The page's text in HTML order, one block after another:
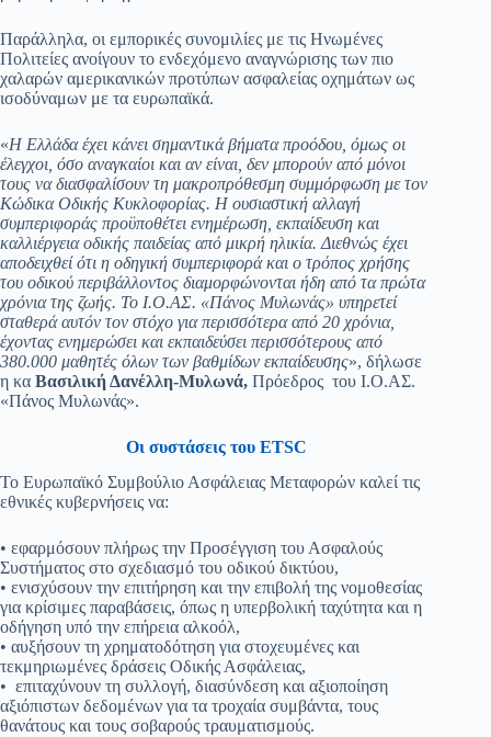
Παράλληλα, οι εμπορικές συνομιλίες με τις Ηνωμένες
Πολιτείες ανοίγουν το ενδεχόμενο αναγνώρισης των πιο
χαλαρών αμερικανικών προτύπων ασφαλείας οχημάτων ως
ισοδύναμων με τα ευρωπαϊκά.
«Η Ελλάδα έχει κάνει σημαντικά βήματα προόδου, όμως οι
έλεγχοι, όσο αναγκαίοι και αν είναι, δεν μπορούν από μόνοι
τους να διασφαλίσουν τη μακροπρόθεσμη συμμόρφωση με τον
Κώδικα Οδικής Κυκλοφορίας. Η ουσιαστική αλλαγή
συμπεριφοράς προϋποθέτει ενημέρωση, εκπαίδευση και
καλλιέργεια οδικής παιδείας από μικρή ηλικία. Διεθνώς έχει
αποδειχθεί ότι η οδηγική συμπεριφορά και ο τρόπος χρήσης
του οδικού περιβάλλοντος διαμορφώνονται ήδη από τα πρώτα
χρόνια της ζωής. Το Ι.Ο.ΑΣ. «Πάνος Μυλωνάς» υπηρετεί
σταθερά αυτόν τον στόχο για περισσότερα από 20 χρόνια,
έχοντας ενημερώσει και εκπαιδεύσει περισσότερους από
380.000 μαθητές όλων των βαθμίδων εκπαίδευσης», δήλωσε
η κα Βασιλική Δανέλλη-Μυλωνά, Πρόεδρος του Ι.Ο.ΑΣ.
«Πάνος Μυλωνάς».
Οι συστάσεις του ETSC
Το Ευρωπαϊκό Συμβούλιο Ασφάλειας Μεταφορών καλεί τις
εθνικές κυβερνήσεις να:
• εφαρμόσουν πλήρως την Προσέγγιση του Ασφαλούς
Συστήματος στο σχεδιασμό του οδικού δικτύου,
• ενισχύσουν την επιτήρηση και την επιβολή της νομοθεσίας
για κρίσιμες παραβάσεις, όπως η υπερβολική ταχύτητα και η
οδήγηση υπό την επήρεια αλκοόλ,
• αυξήσουν τη χρηματοδότηση για στοχευμένες και
τεκμηριωμένες δράσεις Οδικής Ασφάλειας,
• επιταχύνουν τη συλλογή, διασύνδεση και αξιοποίηση
αξιόπιστων δεδομένων για τα τροχαία συμβάντα, τους
θανάτους και τους σοβαρούς τραυματισμούς.